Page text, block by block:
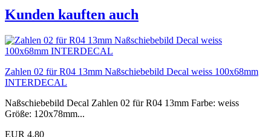
Kunden kauften auch
Zahlen 02 für R04 13mm Naßschiebebild Decal weiss 100x68mm
INTERDECAL
Naßschiebebild Decal Zahlen 02 für R04 13mm Farbe: weiss
Größe: 120x78mm...
EUR 4,80